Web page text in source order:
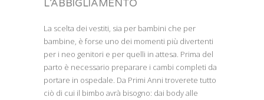
L’ABBIGLIAMENTO
La scelta dei vestiti, sia per bambini che per
bambine, è forse uno dei momenti più divertenti
per i neo genitori e per quelli in attesa. Prima del
parto è necessario preparare i cambi completi da
portare in ospedale. Da Primi Anni troverete tutto
ciò di cui il bimbo avrà bisogno: dai body alle